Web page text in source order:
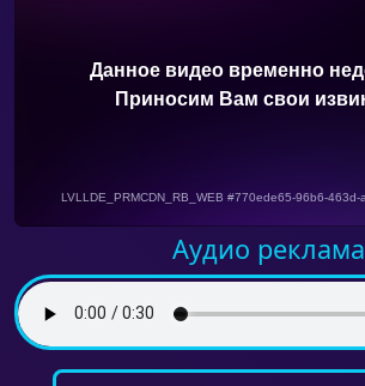
Аудио реклама